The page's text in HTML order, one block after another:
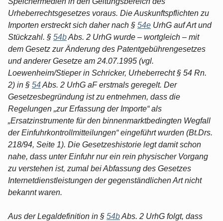
Urheberrechtsgesetzes voraus. Die Auskunftspflichten zu
Importen erstreckt sich daher nach § 54e UrhG auf Art und
Stückzahl. § 54bAbs. 2 UrhG wurde – wortgleich – mit
dem Gesetz zur Änderung des Patentgebührengesetzes
und anderer Gesetze am 24.07.1995 (vgl.
Loewenheim/Stieper in Schricker, Urheberrecht § 54 Rn.
2) in § 54Abs. 2 UrhG aF erstmals geregelt. Der
Gesetzesbegründung ist zu entnehmen, dass die
Regelungen „zur Erfassung der Importe“ als
„Ersatzinstrumente für den binnenmarktbedingten Wegfall
der Einfuhrkontrollmitteilungen“ eingeführt wurden (Bt.Drs.
218/94, Seite 1). Die Gesetzeshistorie legt damit schon
nahe, dass unter Einfuhr nur ein rein physischer Vorgang
zu verstehen ist, zumal bei Abfassung des Gesetzes
Internetdienstleistungen der gegenständlichen Art nicht
bekannt waren.
Aus der Legaldefinition in § 54bAbs. 2 UrhG folgt, dass